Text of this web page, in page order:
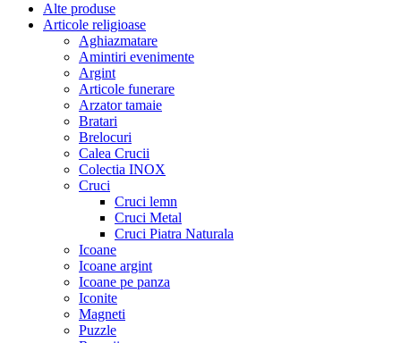
Alte produse
Articole religioase
Aghiazmatare
Amintiri evenimente
Argint
Articole funerare
Arzator tamaie
Bratari
Brelocuri
Calea Crucii
Colectia INOX
Cruci
Cruci lemn
Cruci Metal
Cruci Piatra Naturala
Icoane
Icoane argint
Icoane pe panza
Iconite
Magneti
Puzzle